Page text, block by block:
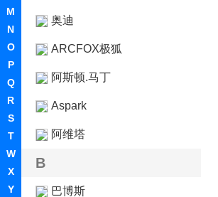
M
N
O
P
Q
R
S
T
W
X
Y
奥迪
ARCFOX极狐
阿斯顿.马丁
Aspark
阿维塔
B
巴博斯